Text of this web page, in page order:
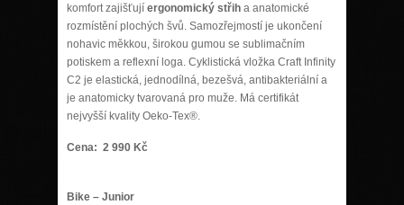
komfort zajišťují ergonomický střih a anatomické
rozmístění plochých švů. Samozřejmostí je ukončení
nohavic měkkou, širokou gumou se sublimačním
potiskem a reflexní loga. Cyklistická vložka Craft Infinity
C2 je elastická, jednodílná, bezešvá, antibakteriální a
je anatomicky tvarovaná pro muže. Má certifikát
nejvyšší kvality Oeko-Tex®.
Cena: 2 990 Kč
Bike – Junior